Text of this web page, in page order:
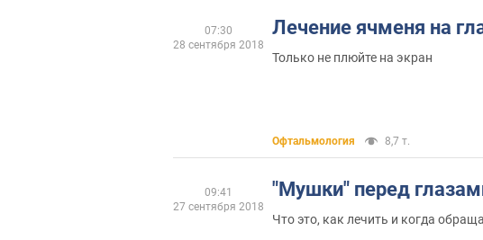
Лечение ячменя на
Только не плюйте на экран
Офтальмология 8,7 т.
07:30
28 сентября 2018
"Мушки" перед
Что это, как лечить и когда
09:41
27 сентября 2018